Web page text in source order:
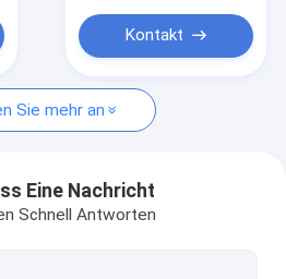
Kontakt
Sie mehr an
Eine Nachricht
Schnell Antworten